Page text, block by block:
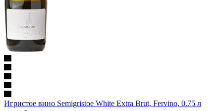
Игристое вино Semigristoe White Extra Brut, Fervino, 0.75 л